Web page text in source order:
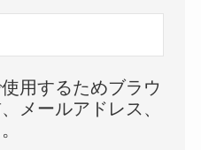
用するためブラウ
メールアドレス、